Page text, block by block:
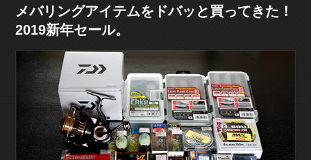
メバリングアイテムをドバッと買ってきた！
2019新年セール。